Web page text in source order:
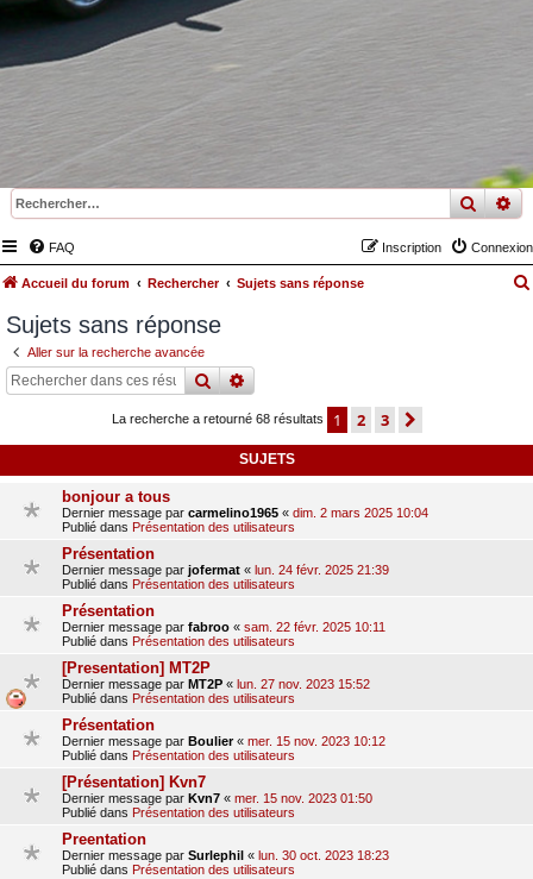
FAQ Connexion
Inscription
Accueil du forum Rechercher Sujets sans réponse
Sujets sans réponse
Aller sur la recherche avancée
rechercher
recherche
La recherche a retourné 68 résultats 1 2 3
SUJETS
bonjour a tous
Dernier message par carmelino1965 « dim. 2 mars 2025 10:04
Publié dans Présentation des utilisateurs
Présentation
Dernier message par jofermat « lun. 24 févr. 2025 21:39
Publié dans Présentation des utilisateurs
Présentation
Dernier message par fabroo « sam. 22 févr. 2025 10:11
Publié dans Présentation des utilisateurs
[Presentation] MT2P
Dernier message par MT2P « lun. 27 nov. 2023 15:52
Publié dans Présentation des utilisateurs
Présentation
Dernier message par Boulier« mer. 15 nov. 2023 10:12
Publié dans Présentation des utilisateurs
[Présentation] Kvn7
Dernier message par Kvn7 « mer. 15 nov. 2023 01:50
Publié dans Présentation des utilisateurs
Preentation
Dernier message par Surlephil « lun. 30 oct. 2023 18:23
Publié dans Présentation des utilisateurs